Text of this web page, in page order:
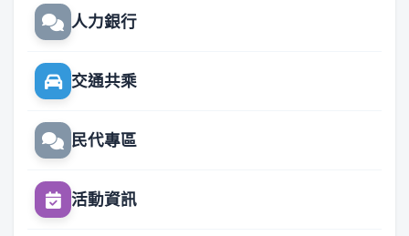
人力銀行
交通共乘
民代專區
活動資訊